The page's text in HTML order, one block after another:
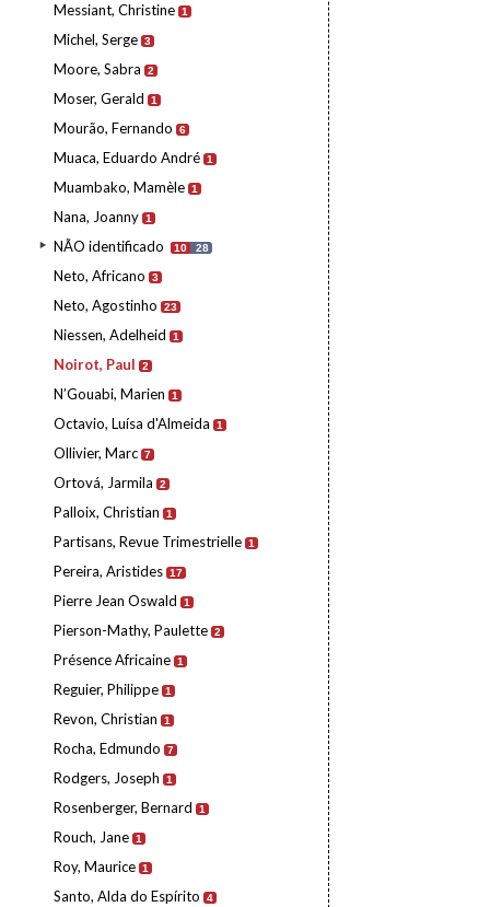
Messiant, Christine 1
Michel, Serge 3
Moore, Sabra 2
Moser, Gerald 1
Mourão, Fernando 6
Muaca, Eduardo André 1
Muambako, Mamèle 1
Nana, Joanny 1
NÃO identificado 10 28
Neto, Africano 3
Neto, Agostinho 23
Niessen, Adelheid 1
Noirot, Paul 2
N’Gouabi, Marien 1
Octavio, Luísa d'Almeida 1
Ollivier, Marc 7
Ortová, Jarmila 2
Palloix, Christian 1
Partisans, Revue Trimestrielle 1
Pereira, Aristides 17
Pierre Jean Oswald 1
Pierson-Mathy, Paulette 2
Présence Africaine 1
Reguier, Philippe 1
Revon, Christian 1
Rocha, Edmundo 7
Rodgers, Joseph 1
Rosenberger, Bernard 1
Rouch, Jane 1
Roy, Maurice 1
Santo, Alda do Espírito 4